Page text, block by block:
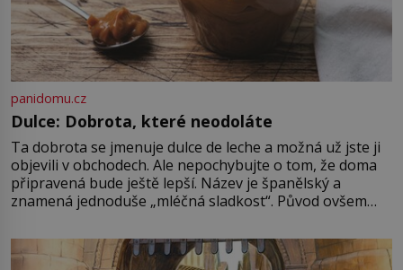
panidomu.cz
Dulce: Dobrota, které neodoláte
Ta dobrota se jmenuje dulce de leche a možná už jste ji
objevili v obchodech. Ale nepochybujte o tom, že doma
připravená bude ještě lepší. Název je španělský a
znamená jednoduše „mléčná sladkost“. Původ ovšem
pře hned několik latinskoamerických zemí a k tomu
Francie, kde se traduje,